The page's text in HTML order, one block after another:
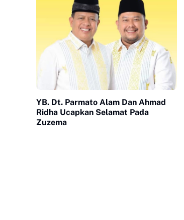
YB. Dt. Parmato Alam Dan Ahmad
Ridha Ucapkan Selamat Pada
Zuzema